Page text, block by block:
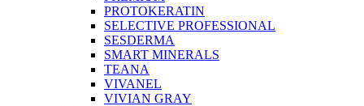
PROTOKERATIN
SELECTIVE PROFESSIONAL
SESDERMA
SMART MINERALS
TEANA
VIVANEL
VIVIAN GRAY